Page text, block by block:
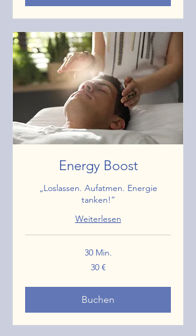
Energy Boost
„Loslassen. Aufatmen. Energie
tanken!“
Weiterlesen
30 Min.
30 €
Buchen